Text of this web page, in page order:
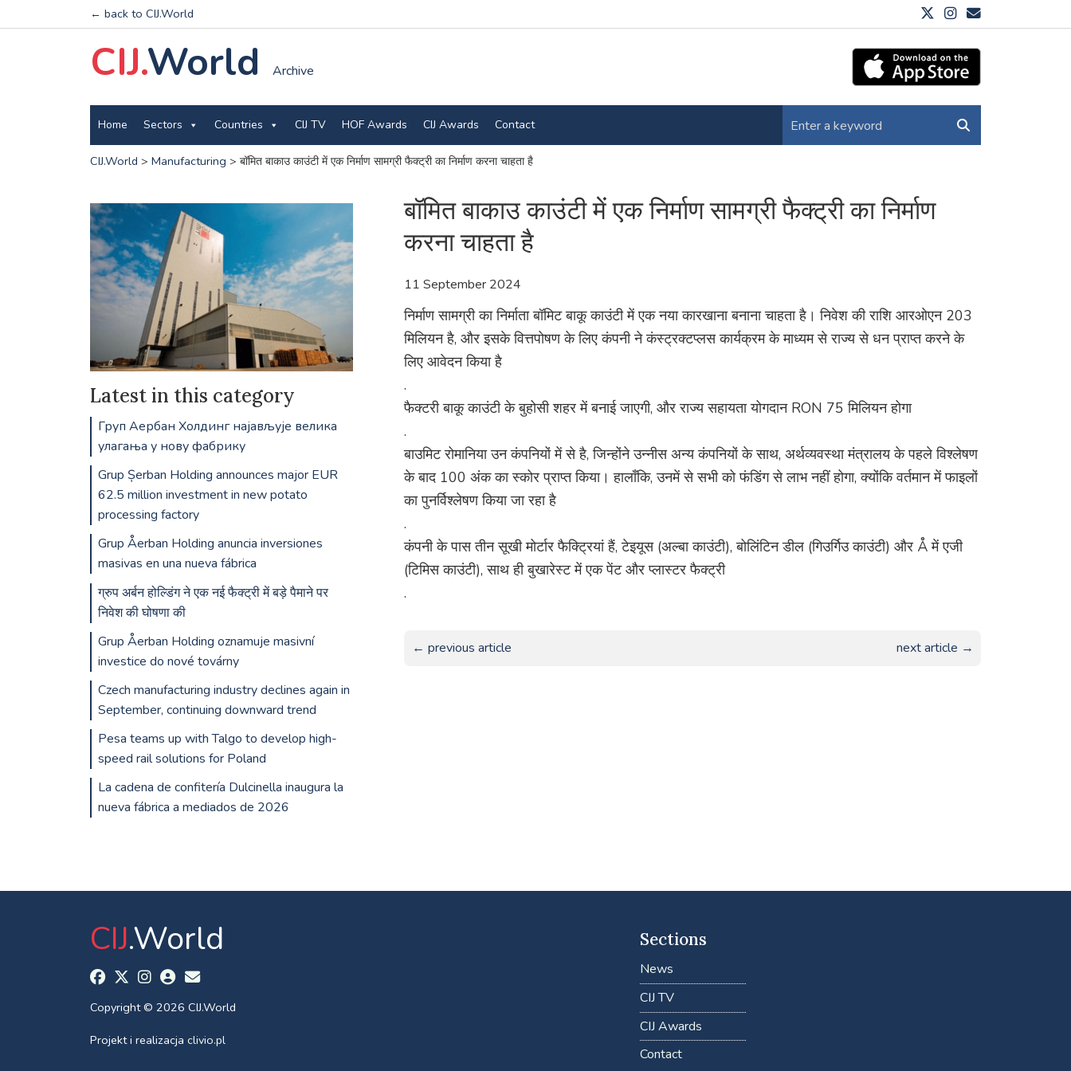
← back to CIJ.World
CIJ.World Archive
Home Sectors Countries CIJ TV HOF Awards CIJ Awards Contact
CIJ.World > Manufacturing > बॉमित बाकाउ काउंटी में एक निर्माण सामग्री फैक्ट्री का निर्माण करना चाहता है
बॉमित बाकाउ काउंटी में एक निर्माण सामग्री फैक्ट्री का निर्माण
करना चाहता है
11 September 2024
निर्माण सामग्री का निर्माता बॉमिट बाकू काउंटी में एक नया कारखाना बनाना चाहता है। निवेश की राशि आरओएन 203
मिलियन है, और इसके वित्तपोषण के लिए कंपनी ने कंस्ट्रक्टप्लस कार्यक्रम के माध्यम से राज्य से धन प्राप्त करने के
लिए आवेदन किया है
.
फैक्टरी बाकू काउंटी के बुहोसी शहर में बनाई जाएगी, और राज्य सहायता योगदान RON 75 मिलियन होगा
.
बाउमिट रोमानिया उन कंपनियों में से है, जिन्होंने उन्नीस अन्य कंपनियों के साथ, अर्थव्यवस्था मंत्रालय के पहले विश्लेषण
के बाद 100 अंक का स्कोर प्राप्त किया। हालाँकि, उनमें से सभी को फंडिंग से लाभ नहीं होगा, क्योंकि वर्तमान में फाइलों
का पुनर्विश्लेषण किया जा रहा है
.
कंपनी के पास तीन सूखी मोर्टार फैक्ट्रियां हैं, टेइयूस (अल्बा काउंटी), बोलिंटिन डील (गिउर्गिउ काउंटी) और Å में एजी
(टिमिस काउंटी), साथ ही बुखारेस्ट में एक पेंट और प्लास्टर फैक्ट्री
.
← previous article next article →
Latest in this category
Груп Аербан Холдинг најављује велика
улагања у нову фабрику
Grup Șerban Holding announces major EUR
62.5 million investment in new potato
processing factory
Grup Åerban Holding anuncia inversiones
masivas en una nueva fábrica
ग्रुप अर्बन होल्डिंग ने एक नई फैक्ट्री में बड़े पैमाने पर
निवेश की घोषणा की
Grup Åerban Holding oznamuje masivní
investice do nové továrny
Czech manufacturing industry declines again in
September, continuing downward trend
Pesa teams up with Talgo to develop high-
speed rail solutions for Poland
La cadena de confitería Dulcinella inaugura la
nueva fábrica a mediados de 2026
CIJ.World
Copyright © 2026 CIJ.World
Projekt i realizacja clivio.pl
Sections
News
CIJ TV
CIJ Awards
Contact